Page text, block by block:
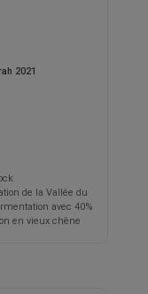
2021
de la Vallée du
avec 40%
en vieux chêne